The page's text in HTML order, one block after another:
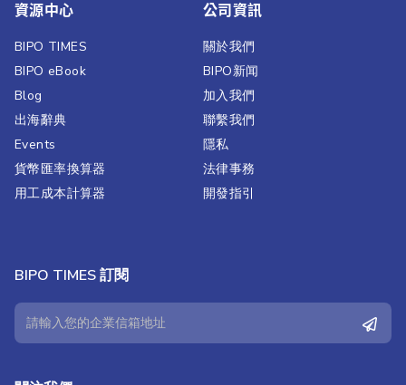
資源中心
BIPO TIMES
BIPO eBook
Blog
出海辭典
Events
貨幣匯率換算器
用工成本計算器
公司資訊
關於我們
BIPO新闻​
加入我們
聯繫我們​
隱私
法律事務
開發指引
BIPO TIMES 訂閱